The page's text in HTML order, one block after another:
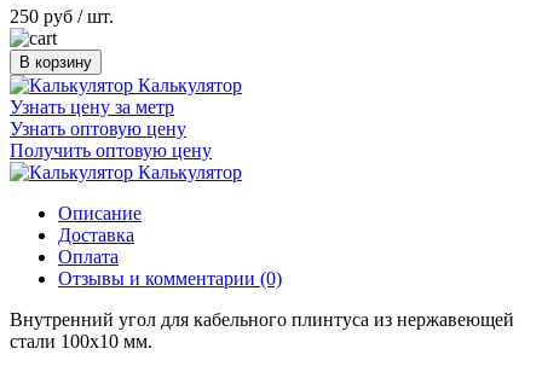
250 руб / шт.
В корзину
Калькулятор
Узнать цену за метр
Узнать оптовую цену
Получить оптовую цену
Калькулятор
Описание
Доставка
Оплата
Отзывы и комментарии (0)
Внутренний угол для кабельного плинтуса из нержавеющей
стали 100х10 мм.